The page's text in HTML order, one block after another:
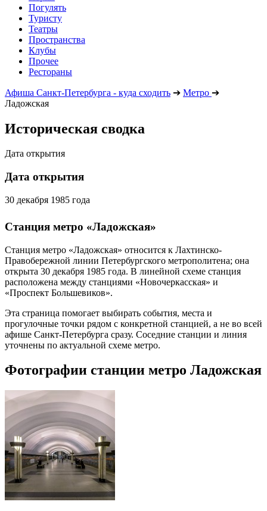
Погулять
Туристу
Театры
Пространства
Клубы
Прочее
Рестораны
Афиша Санкт-Петербурга - куда сходить ➔ Метро ➔
Ладожская
Историческая сводка
Дата открытия
Дата открытия
30 декабря 1985 года
Станция метро «Ладожская»
Станция метро «Ладожская» относится к Лахтинско-
Правобережной линии Петербургского метрополитена; она
открыта 30 декабря 1985 года. В линейной схеме станция
расположена между станциями «Новочеркасская» и
«Проспект Большевиков».
Эта страница помогает выбирать события, места и
прогулочные точки рядом с конкретной станцией, а не во всей
афише Санкт-Петербурга сразу. Соседние станции и линия
уточнены по актуальной схеме метро.
Фотографии станции метро Ладожская